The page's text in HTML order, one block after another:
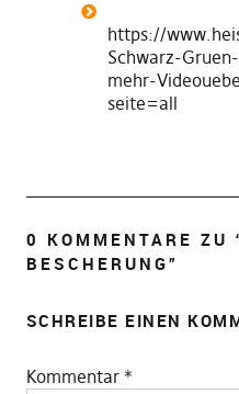
https://
Schwarz-
mehr-
seite=all
0 KOMMENTARE ZU
BESCHERUNG”
SCHREIBE EINEN
Kommentar *